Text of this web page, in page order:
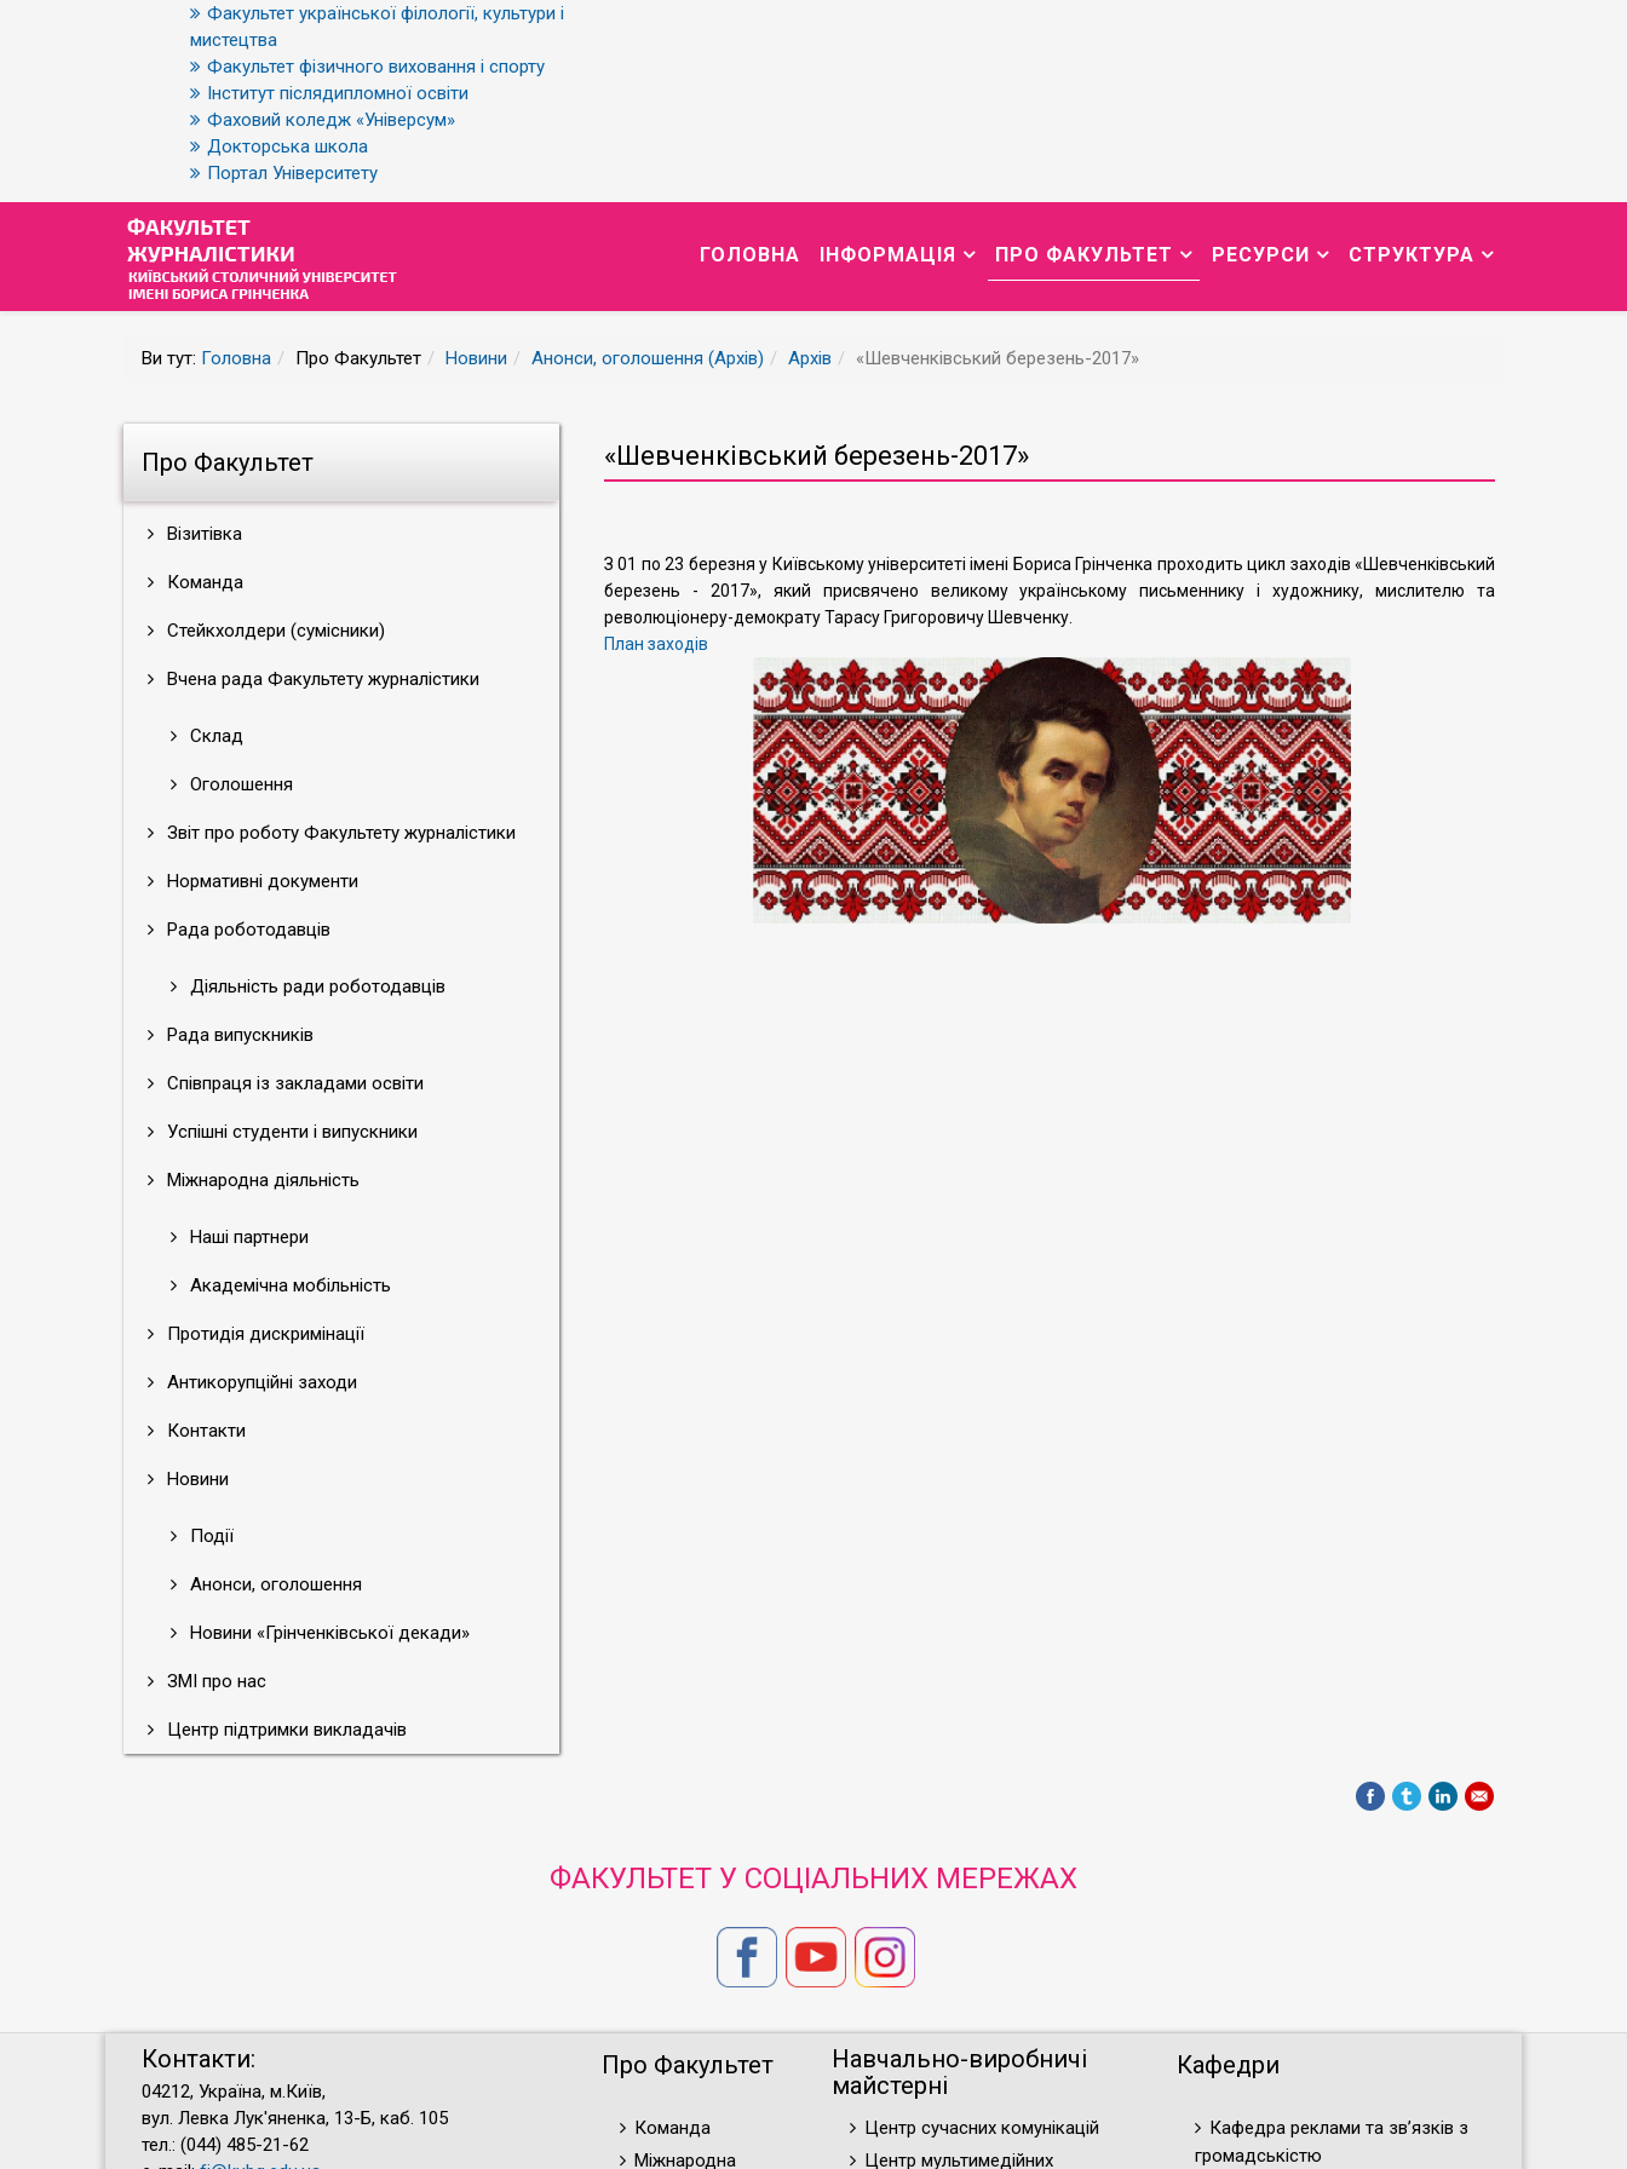
Факультет української філології, культури і
мистецтва
Факультет фізичного виховання і спорту
Інститут післядипломної освіти
Фаховий коледж «Універсум»
Докторська школа
Портал Університету
ГОЛОВНА ІНФОРМАЦІЯ ПРО ФАКУЛЬТЕТ РЕСУРСИ СТРУКТУРА
Ви тут: Головна Про Факультет Новини Анонси, оголошення (Архів) Архів «Шевченківський березень-2017»
Про Факультет
Візитівка
Команда
Стейкхолдери (сумісники)
Вчена рада Факультету журналістики
Склад
Оголошення
Звіт про роботу Факультету журналістики
Нормативні документи
Рада роботодавців
Діяльність ради роботодавців
Рада випускників
Співпраця із закладами освіти
Успішні студенти і випускники
Міжнародна діяльність
Наші партнери
Академічна мобільність
Протидія дискримінації
Антикорупційні заходи
Контакти
Новини
Події
Анонси, оголошення
Новини «Грінченківської декади»
ЗМІ про нас
Центр підтримки викладачів
«Шевченківський березень-2017»
З 01 по 23 березня у Київському університеті імені Бориса Грінченка проходить цикл заходів «Шевченківський
березень - 2017», який присвячено великому українському письменнику і художнику, мислителю та
революціонеру-демократу Тарасу Григоровичу Шевченку.
План заходів
ФАКУЛЬТЕТ У СОЦІАЛЬНИХ МЕРЕЖАХ
Контакти:
04212, Україна, м.Київ,
вул. Левка Лук'яненка, 13-Б, каб. 105
тел.: (044) 485-21-62
Про Факультет
Команда
Міжнародна
Навчально-виробничі
майстерні
Центр сучасних комунікацій
Центр мультимедійних
Кафедри
Кафедра реклами та зв’язків з
громадськістю